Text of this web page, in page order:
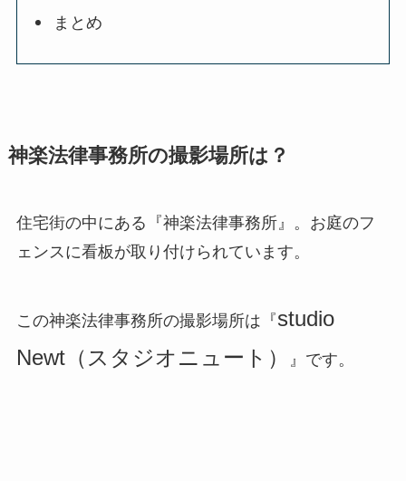
まとめ
神楽法律事務所の撮影場所は？
住宅街の中にある『神楽法律事務所』。お庭のフ
ェンスに看板が取り付けられています。
この神楽法律事務所の撮影場所は『studio
Newt（スタジオニュート）
』です。